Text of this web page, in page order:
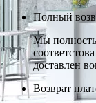
Полный
Мы
доставлен
Возврат